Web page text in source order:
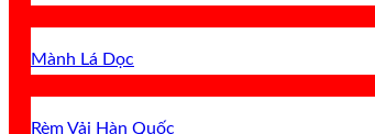
Mành Lá Dọc
Rèm Vải Hàn Quốc